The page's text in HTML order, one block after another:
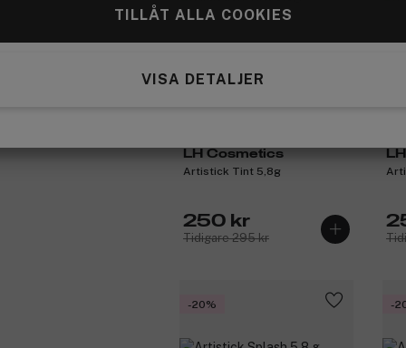
TILLÅT ALLA COOKIES
VISA DETALJER
LH Cosmetics
Artistick Tint 5,8g
250 kr
Tidigare 295 kr
-20% -